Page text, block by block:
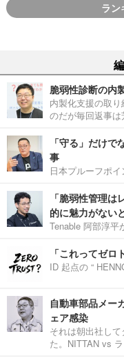
ラン
脆弱性診断の内
内製化支援の取
のだが毎回返事は
「守る」だけ
事
日本プルーフポ
「脆弱性管理
的に魅力がない
Tenable 阿部淳平
「これってゼ
ID 起点の “
自動車部品メー
ェア感染
それは朝出社し
た。NITTAN vs